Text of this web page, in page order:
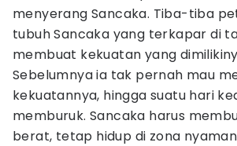
menyerang Sancaka. Tiba-tiba
tubuh Sancaka yang terkapar di
membuat kekuatan yang
Sebelumnya ia tak pernah mau
kekuatannya, hingga suatu hari
memburuk. Sancaka harus
berat, tetap hidup di zona